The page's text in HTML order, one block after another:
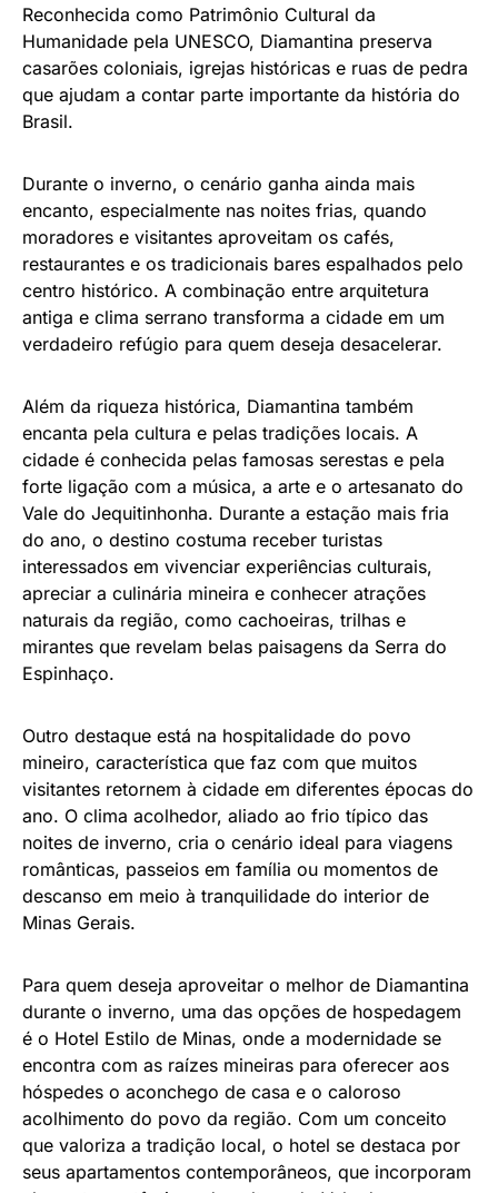
Reconhecida como Patrimônio Cultural da
Humanidade pela UNESCO, Diamantina preserva
casarões coloniais, igrejas históricas e ruas de pedra
que ajudam a contar parte importante da história do
Brasil.
Durante o inverno, o cenário ganha ainda mais
encanto, especialmente nas noites frias, quando
moradores e visitantes aproveitam os cafés,
restaurantes e os tradicionais bares espalhados pelo
centro histórico. A combinação entre arquitetura
antiga e clima serrano transforma a cidade em um
verdadeiro refúgio para quem deseja desacelerar.
Além da riqueza histórica, Diamantina também
encanta pela cultura e pelas tradições locais. A
cidade é conhecida pelas famosas serestas e pela
forte ligação com a música, a arte e o artesanato do
Vale do Jequitinhonha. Durante a estação mais fria
do ano, o destino costuma receber turistas
interessados em vivenciar experiências culturais,
apreciar a culinária mineira e conhecer atrações
naturais da região, como cachoeiras, trilhas e
mirantes que revelam belas paisagens da Serra do
Espinhaço.
Outro destaque está na hospitalidade do povo
mineiro, característica que faz com que muitos
visitantes retornem à cidade em diferentes épocas do
ano. O clima acolhedor, aliado ao frio típico das
noites de inverno, cria o cenário ideal para viagens
românticas, passeios em família ou momentos de
descanso em meio à tranquilidade do interior de
Minas Gerais.
Para quem deseja aproveitar o melhor de Diamantina
durante o inverno, uma das opções de hospedagem
é o Hotel Estilo de Minas, onde a modernidade se
encontra com as raízes mineiras para oferecer aos
hóspedes o aconchego de casa e o caloroso
acolhimento do povo da região. Com um conceito
que valoriza a tradição local, o hotel se destaca por
seus apartamentos contemporâneos, que incorporam